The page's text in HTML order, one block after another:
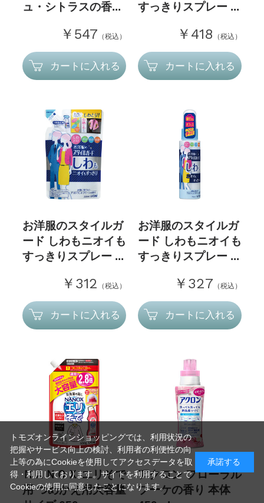
ュ・シトラスの香...
￥547 （税込）
カートに入れる
すっきりスプレー ...
￥418 （税込）
カートに入れる
お洋服のスタイルガ
ード しわもニオイも
すっきりスプレー ...
￥312 （税込）
カートに入れる
お洋服のスタイルガ
ード しわもニオイも
すっきりスプレー ...
￥327 （税込）
カートに入れる
ＮＡＮＯＸ エリそで
用 つめかえ用大容量
アクロン フローラル
ブーケの香り 本体
トモズオンラインショッピングでは、利用状況の
把握やサービス向上の検討、利用者の利便性の向
上等の為にCookieを使用してアクセスデータを取
得・利用しております。サイトを利用することで
Cookieの使用に同意したことになります。
承諾する